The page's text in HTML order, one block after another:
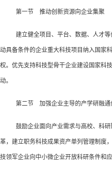
第一节 推动创新资源向企业集聚
建立健全项目、平台、数据、人才
动具备条件的企业重大科技项目纳入国家
权。优先支持科技型骨干企业建设国家科
动。
第二节 加强企业主导的产学研融通
鼓励企业面向产业需求与高校、科
革，建立职务科技成果资产单列管理制度
技领军企业向中小微企业开放科研条件和